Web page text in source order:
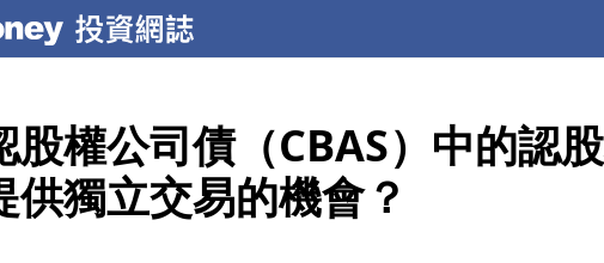
股權公司債（CBAS）中的認
供獨立交易的機會？